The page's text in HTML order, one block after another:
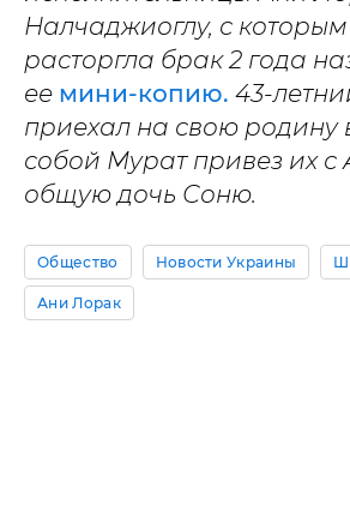
Налчаджиоглу, с
расторгла брак 2 года
ее мини-копию. 43-
приехал на свою родину
собой Мурат привез их
общую дочь Соню.
Общество Новости Украины
Ани Лорак